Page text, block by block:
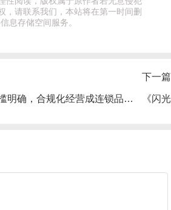
，请联系我们，本站将在第一时间删
息存储空间服务。
特许经营备案门槛明确，合规化经营成连锁品牌扩张关键
下一篇